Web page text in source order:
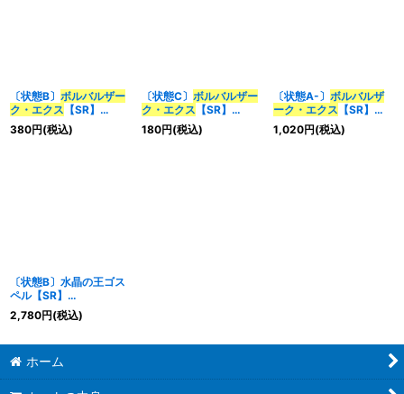
〔状態B〕 ボルバルザー
ク・エクス 【SR】
{22BD36/14}《多》
380円(税込)
〔状態C〕 ボルバルザー
ク・エクス 【SR】
{22BD36/14}《多》
180円(税込)
〔状態A-〕 ボルバルザ
ーク・エクス 【SR】
{26EX3DCR12/DCR15
}《多》
1,020円(税込)
〔状態B〕水晶の王ゴス
ペル【SR】
{ART233/5}《多》
2,780円(税込)
ホーム